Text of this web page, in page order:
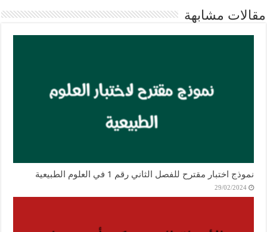
مقالات مشابهة
نموذج اختبار مقترح للفصل الثاني رقم 1 في العلوم الطبيعية
29/02/2024